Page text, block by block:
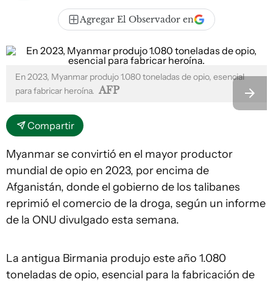
Agregar El Observador en
En 2023, Myanmar produjo 1.080 toneladas de opio, esencial
para fabricar heroína. AFP
Compartir
Myanmar se convirtió en el mayor productor
mundial de opio en 2023, por encima de
Afganistán, donde el gobierno de los talibanes
reprimió el comercio de la droga, según un informe
de la ONU divulgado esta semana.
La antigua Birmania produjo este año 1.080
toneladas de opio, esencial para la fabricación de